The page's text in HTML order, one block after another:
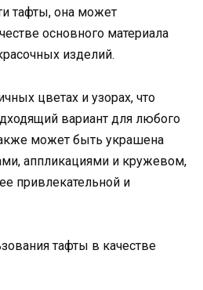
тафты, она может
основного материала
изделий.
цветах и узорах, что
вариант для любого
может быть украшена
аппликациями и кружевом,
привлекательной и
тафты в качестве